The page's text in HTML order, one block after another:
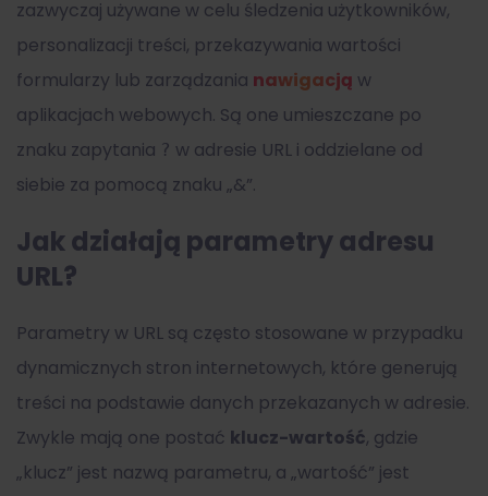
zazwyczaj używane w celu śledzenia użytkowników,
personalizacji treści, przekazywania wartości
formularzy lub zarządzania nawigacją w
aplikacjach webowych. Są one umieszczane po
znaku zapytania ? w adresie URL i oddzielane od
siebie za pomocą znaku „&”.
Jak działają parametry adresu
URL?
Parametry w URL są często stosowane w przypadku
dynamicznych stron internetowych, które generują
treści na podstawie danych przekazanych w adresie.
Zwykle mają one postać klucz-wartość, gdzie
„klucz” jest nazwą parametru, a „wartość” jest